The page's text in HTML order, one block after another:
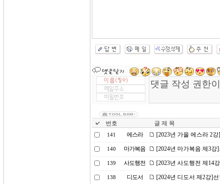
번호 글 제 목
141 에스라 [2023년 가을 에스라 2
140 마가복음 [2024년 마가복음 제3
139 사도행전 [2023년 사도행전 제14
138 디도서 [2024년 디도서 제2강]